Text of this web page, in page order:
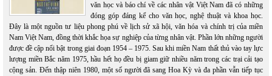
văn học và báo chí về các nhân vật Việt Nam đã có những
đóng góp đáng kể cho văn học, nghệ thuật và khoa học.
Đây là một nguồn tư liệu phong phú về lịch sử xã hội, văn hóa và chính trị của miền
Nam Việt Nam, đồng thời khắc họa sự nghiệp của từng nhân vật. Phần lớn những người
được đề cập nổi bật trong giai đoạn 1954 – 1975. Sau khi miền Nam thất thủ vào tay lực
lượng miền Bắc năm 1975, hầu hết họ đều bị giam giữ nhiều năm trong các trại cải tạo
cộng sản. Đến thập niên 1980, một số người đã sang Hoa Kỳ và đa phần vẫn tiếp tục